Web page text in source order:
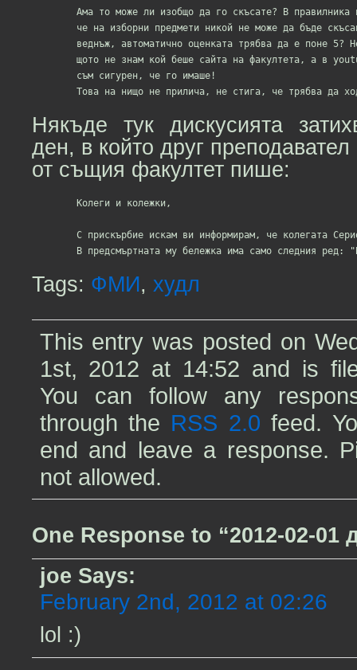
Някъде тук дискусията
ден, в който друг преподавател
от същия факултет пише:
Tags: ФМИ, худл
This entry was posted on
1st, 2012 at 14:52 and is
You can follow any
through the RSS 2.0 feed.
end and leave a response.
not allowed.
One Response to “2012-02-01
joe Says:
February 2nd, 2012 at 02:26
lol :)